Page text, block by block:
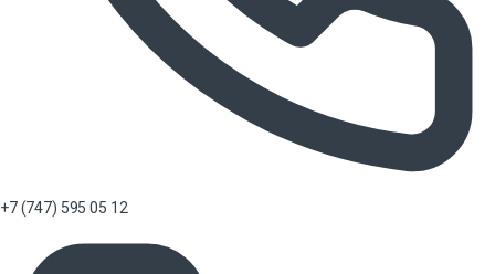
+7 (747) 595 05 12